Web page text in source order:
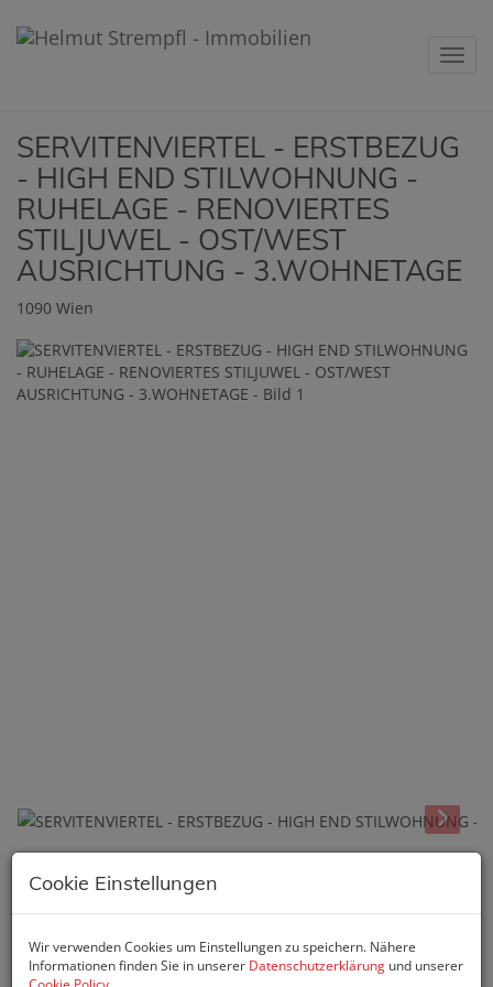
SERVITENVIERTEL - ERSTBEZUG
- HIGH END STILWOHNUNG -
RUHELAGE - RENOVIERTES
STILJUWEL - OST/WEST
AUSRICHTUNG - 3.WOHNETAGE
1090 Wien
Beschreibung
- DAS PROJEKT:
Cookie Einstellungen
Wir verwenden Cookies um Einstellungen zu speichern. Nähere
Informationen finden Sie in unserer Datenschutzerklärung und unserer